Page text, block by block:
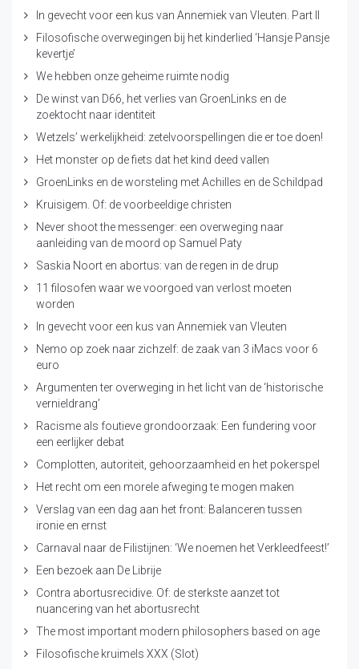
In gevecht voor een kus van Annemiek van Vleuten. Part II
Filosofische overwegingen bij het kinderlied ‘Hansje Pansje
kevertje’
We hebben onze geheime ruimte nodig
De winst van D66, het verlies van GroenLinks en de
zoektocht naar identiteit
Wetzels’ werkelijkheid: zetelvoorspellingen die er toe doen!
Het monster op de fiets dat het kind deed vallen
GroenLinks en de worsteling met Achilles en de Schildpad
Kruisigem. Of: de voorbeeldige christen
Never shoot the messenger: een overweging naar
aanleiding van de moord op Samuel Paty
Saskia Noort en abortus: van de regen in de drup
11 filosofen waar we voorgoed van verlost moeten
worden
In gevecht voor een kus van Annemiek van Vleuten
Nemo op zoek naar zichzelf: de zaak van 3 iMacs voor 6
euro
Argumenten ter overweging in het licht van de ‘historische
vernieldrang’
Racisme als foutieve grondoorzaak: Een fundering voor
een eerlijker debat
Complotten, autoriteit, gehoorzaamheid en het pokerspel
Het recht om een morele afweging te mogen maken
Verslag van een dag aan het front: Balanceren tussen
ironie en ernst
Carnaval naar de Filistijnen: ‘We noemen het Verkleedfeest!’
Een bezoek aan De Librije
Contra abortusrecidive. Of: de sterkste aanzet tot
nuancering van het abortusrecht
The most important modern philosophers based on age
Filosofische kruimels XXX (Slot)